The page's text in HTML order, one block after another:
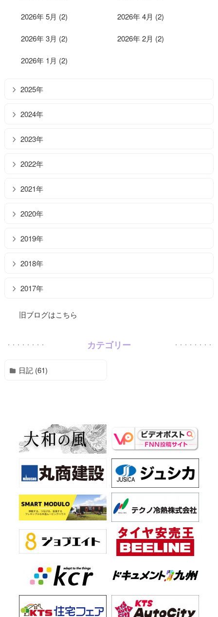
2026年 5月 (2) 2026年 4月 (2)
2026年 3月 (2) 2026年 2月 (2)
2026年 1月 (2)
2025年
2024年
2023年
2022年
2021年
2020年
2019年
2018年
2017年
旧ブログはこちら
カテゴリー
日記 (61)